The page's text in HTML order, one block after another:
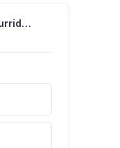
MG BIENES RAICES Curridabat y Tres Rios